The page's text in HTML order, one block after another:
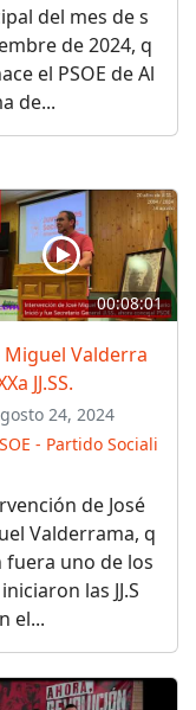
del mes de s
de 2024, q
el PSOE de Al
de...
00:08:01
Miguel Valderra
JJ.SS.
24, 2024
- Partido Sociali
de José
Valderrama, q
fuera uno de los
las JJ.S
el...